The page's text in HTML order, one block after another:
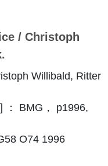
/ Christoph
Willibald, Ritter
： BMG， p1996,
O74 1996